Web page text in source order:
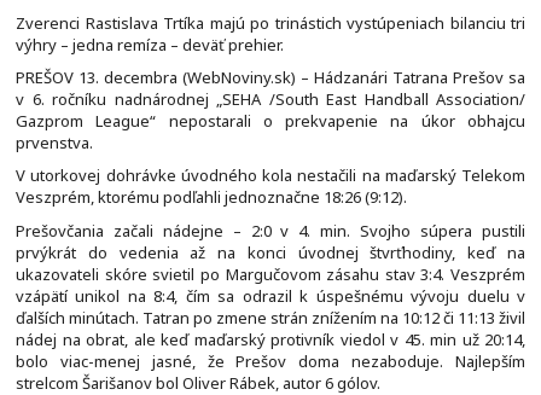
Zverenci Rastislava Trtíka majú po trinástich vystúpeniach bilanciu tri
výhry – jedna remíza – deväť prehier.
PREŠOV 13. decembra (WebNoviny.sk) – Hádzanári Tatrana Prešov sa
v 6. ročníku nadnárodnej „SEHA /South East Handball Association/
Gazprom League“ nepostarali o prekvapenie na úkor obhajcu
prvenstva.
V utorkovej dohrávke úvodného kola nestačili na maďarský Telekom
Veszprém, ktorému podľahli jednoznačne 18:26 (9:12).
Prešovčania začali nádejne – 2:0 v 4. min. Svojho súpera pustili
prvýkrát do vedenia až na konci úvodnej štvrťhodiny, keď na
ukazovateli skóre svietil po Margučovom zásahu stav 3:4. Veszprém
vzápätí unikol na 8:4, čím sa odrazil k úspešnému vývoju duelu v
ďalších minútach. Tatran po zmene strán znížením na 10:12 či 11:13 živil
nádej na obrat, ale keď maďarský protivník viedol v 45. min už 20:14,
bolo viac-menej jasné, že Prešov doma nezaboduje. Najlepším
strelcom Šarišanov bol Oliver Rábek, autor 6 gólov.